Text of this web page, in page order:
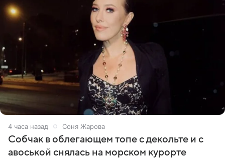
4 часа назад Соня Жарова
Собчак в облегающем топе с декольте и с
авоськой снялась на морском курорте